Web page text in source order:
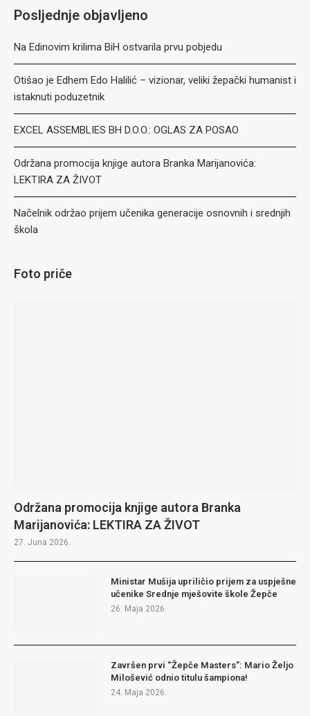
Posljednje objavljeno
Na Edinovim krilima BiH ostvarila prvu pobjedu
Otišao je Edhem Edo Halilić – vizionar, veliki žepački humanist i
istaknuti poduzetnik
EXCEL ASSEMBLIES BH D.O.O.: OGLAS ZA POSAO
Održana promocija knjige autora Branka Marijanovića:
LEKTIRA ZA ŽIVOT
Načelnik održao prijem učenika generacije osnovnih i srednjih
škola
Foto priče
Održana promocija knjige autora Branka
Marijanovića: LEKTIRA ZA ŽIVOT
27. Juna 2026.
Ministar Mušija upriličio prijem za uspješne
učenike Srednje mješovite škole Žepče
26. Maja 2026.
Završen prvi “Žepče Masters”: Mario Željo
Milošević odnio titulu šampiona!
24. Maja 2026.